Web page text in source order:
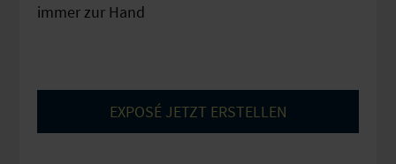
immer zur Hand
EXPOSÉ JETZT ERSTELLEN